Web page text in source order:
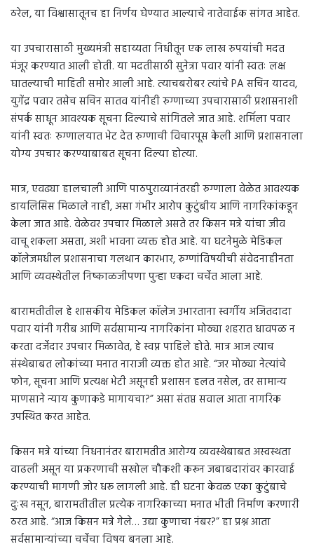
ठरेल, या विश्वासातूनच हा निर्णय घेण्यात आल्याचे नातेवाईक सांगत आहेत.
या उपचारासाठी मुख्यमंत्री सहाय्यता निधीतून एक लाख रुपयांची मदत
मंजूर करण्यात आली होती. या मदतीसाठी सुनेत्रा पवार यांनी स्वतः लक्ष
घातल्याची माहिती समोर आली आहे. त्याचबरोबर त्यांचे PA सचिन यादव,
युगेंद्र पवार तसेच सचिन सातव यांनीही रुग्णाच्या उपचारासाठी प्रशासनाशी
संपर्क साधून आवश्यक सूचना दिल्याचे सांगितले जात आहे. शर्मिला पवार
यांनी स्वतः रुग्णालयात भेट देत रुग्णाची विचारपूस केली आणि प्रशासनाला
योग्य उपचार करण्याबाबत सूचना दिल्या होत्या.
मात्र, एवढ्या हालचाली आणि पाठपुराव्यानंतरही रुग्णाला वेळेत आवश्यक
डायलिसिस मिळाले नाही, असा गंभीर आरोप कुटुंबीय आणि नागरिकांकडून
केला जात आहे. वेळेवर उपचार मिळाले असते तर किसन मत्रे यांचा जीव
वाचू शकला असता, अशी भावना व्यक्त होत आहे. या घटनेमुळे मेडिकल
कॉलेजमधील प्रशासनाचा गलथान कारभार, रुग्णांविषयीची संवेदनाहीनता
आणि व्यवस्थेतील निष्काळजीपणा पुन्हा एकदा चर्चेत आला आहे.
बारामतीतील हे शासकीय मेडिकल कॉलेज उभारताना स्वर्गीय अजितदादा
पवार यांनी गरीब आणि सर्वसामान्य नागरिकांना मोठ्या शहरात धावपळ न
करता दर्जेदार उपचार मिळावेत, हे स्वप्न पाहिले होते. मात्र आज त्याच
संस्थेबाबत लोकांच्या मनात नाराजी व्यक्त होत आहे. “जर मोठ्या नेत्यांचे
फोन, सूचना आणि प्रत्यक्ष भेटी असूनही प्रशासन हलत नसेल, तर सामान्य
माणसाने न्याय कुणाकडे मागायचा?” असा संतप्त सवाल आता नागरिक
उपस्थित करत आहेत.
किसन मत्रे यांच्या निधनानंतर बारामतीत आरोग्य व्यवस्थेबाबत अस्वस्थता
वाढली असून या प्रकरणाची सखोल चौकशी करून जबाबदारांवर कारवाई
करण्याची मागणी जोर धरू लागली आहे. ही घटना केवळ एका कुटुंबाचे
दुःख नसून, बारामतीतील प्रत्येक नागरिकाच्या मनात भीती निर्माण करणारी
ठरत आहे. “आज किसन मत्रे गेले… उद्या कुणाचा नंबर?” हा प्रश्न आता
सर्वसामान्यांच्या चर्चेचा विषय बनला आहे.